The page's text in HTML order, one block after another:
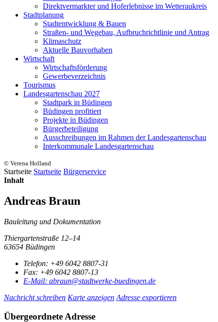
Direktvermarkter und Hoferlebnisse im Wetteraukreis
Stadtplanung
Stadtentwicklung & Bauen
Straßen- und Wegebau, Aufbruchrichtlinie und Antrag
Klimaschutz
Aktuelle Bauvorhaben
Wirtschaft
Wirtschaftsförderung
Gewerbeverzeichnis
Tourismus
Landesgartenschau 2027
Stadtpark in Büdingen
Büdingen profitiert
Projekte in Büdingen
Bürgerbeteiligung
Ausschreibungen im Rahmen der Landesgartenschau
Interkommunale Landesgartenschau
© Verena Holland
Startseite Startseite Bürgerservice
Inhalt
Andreas Braun
Bauleitung und Dokumentation
Thiergartenstraße 12–14
63654 Büdingen
Telefon: +49 6042 8807-31
Fax: +49 6042 8807-13
E-Mail: abraun@stadtwerke-buedingen.de
Nachricht schreiben Karte anzeigen Adresse exportieren
Übergeordnete Adresse